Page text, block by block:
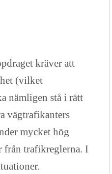
kräver att
(vilket
nämligen stå i rätt
vägtrafikanters
mycket hög
från trafikreglerna. I